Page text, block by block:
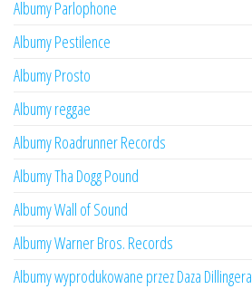
Albumy Parlophone
Albumy Pestilence
Albumy Prosto
Albumy reggae
Albumy Roadrunner Records
Albumy Tha Dogg Pound
Albumy Wall of Sound
Albumy Warner Bros. Records
Albumy wyprodukowane przez Daza Dillingera